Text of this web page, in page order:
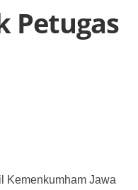
Petugas
Kemenkumham Jawa